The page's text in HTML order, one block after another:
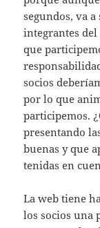
segundos, va
integrantes
que
socios
por lo que
participemos.
presentando
buenas y que
tenidas en
La web tiene
los socios una